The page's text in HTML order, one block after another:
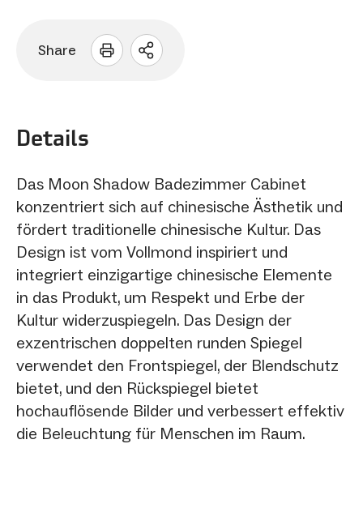
Share
Sharing
Details
Das Moon Shadow Badezimmer Cabinet
konzentriert sich auf chinesische Ästhetik und
fördert traditionelle chinesische Kultur. Das
Design ist vom Vollmond inspiriert und
integriert einzigartige chinesische Elemente
in das Produkt, um Respekt und Erbe der
Kultur widerzuspiegeln. Das Design der
exzentrischen doppelten runden Spiegel
verwendet den Frontspiegel, der Blendschutz
bietet, und den Rückspiegel bietet
hochauflösende Bilder und verbessert effektiv
die Beleuchtung für Menschen im Raum.